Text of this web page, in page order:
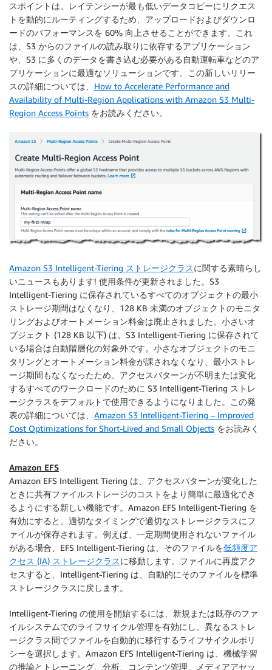
スポイントは、レイテンシーが最も低いデータコピーにリクエス
トを動的にルーティングするため、アップロードおよびダウンロ
ードのパフォーマンスを 60% 向上させることができます。これ
は、 S3 からのファイルの読み取りに依存するアプリケーション
や、 S3 に多くのデータを書き込む必要がある自動運転車などのア
プリケーションに最適なソリューションです。この新しいリリー
スの詳細については、 How to Accelerate Performance and
Availability of Multi-Region Applications with Amazon S3 Multi-
Region Access Points をお読みください。
Amazon S3 Intelligent-Tiering ストレージクラスに関する素晴らし
いニュースもあります! 使用条件が更新されました。S3
Intelligent-Tiering に保存されているすべてのオブジェクトの最小
ストレージ期間はなくなり、128 KB 未満のオブジェクトのモニタ
リングおよびオートメーション料金は廃止されました。小さいオ
ブジェクト (128 KB 以下) は、S3 Intelligent-Tiering に保存されて
いる場合は自動階層化の対象外です。小さなオブジェクトのモニ
タリングとオートメーション料金が課されなくなり、最小ストレ
ージ期間もなくなったため、アクセスパターンが不明または変化
するすべてのワークロードのために S3 Intelligent-Tiering ストレ
ージクラスをデフォルトで使用できるようになりました。この発
表の詳細については、 Amazon S3 Intelligent-Tiering – Improved
Cost Optimizations for Short-Lived and Small Objects をお読みく
ださい。
Amazon EFS
Amazon EFS Intelligent Tiering は、アクセスパターンが変化した
ときに共有ファイルストレージのコストをより簡単に最適化でき
るようにする新しい機能です。 Amazon EFS Intelligent-Tiering を
有効にすると、適切なタイミングで適切なストレージクラスにフ
ァイルが保存されます。例えば、一定期間使用されないファイル
がある場合、EFS Intelligent-Tiering は、そのファイルを低頻度ア
クセス (IA) ストレージクラスに移動します。ファイルに再度アク
セスすると、Intelligent-Tiering は、自動的にそのファイルを標準
ストレージクラスに戻します。
Intelligent-Tiering の使用を開始するには、新規または既存のファ
イルシステムでのライフサイクル管理を有効にし、異なるストレ
ージクラス間でファイルを自動的に移行するライフサイクルポリ
シーを選択します。 Amazon EFS Intelligent-Tiering は、機械学習
の推論とトレーニング、分析、コンテンツ管理、メディアアセッ